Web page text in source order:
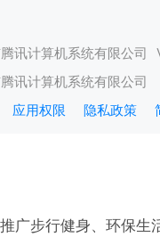
讯计算机系统有限公司
讯计算机系统有限公司
应用权限 隐私政策
广步行健身、环保生